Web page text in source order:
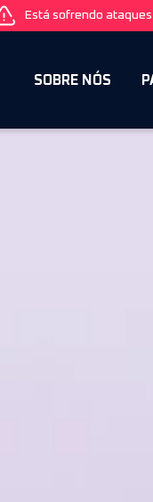
Está sofrendo
SOBRE NÓS